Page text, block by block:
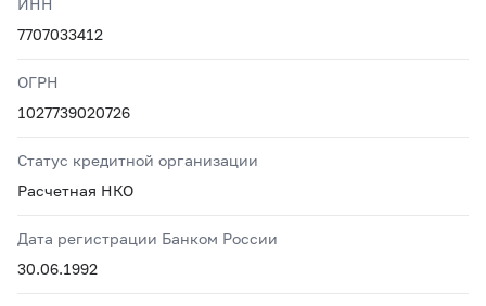
ИНН
7707033412
ОГРН
1027739020726
Статус кредитной организации
Расчетная НКО
Дата регистрации Банком России
30.06.1992